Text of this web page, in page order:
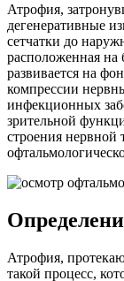
Атрофия,
дегенеративные
сетчатки до
расположенная на
развивается на
компрессии
инфекционных
зрительной
строения нервной
Атрофия,
такой процесс,